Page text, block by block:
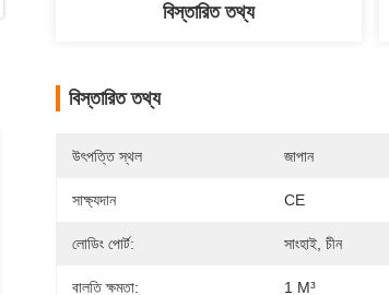
বিস্তারিত তথ্য
বিস্তারিত তথ্য
উৎপত্তি স্থল জাপান
সাক্ষ্যদান CE
লোডিং পোর্ট: সাংহাই, চীন
বালতি ক্ষমতা: 1 M³